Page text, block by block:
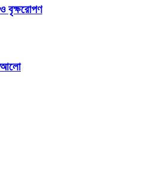
বৃক্ষরোপণ
আলো